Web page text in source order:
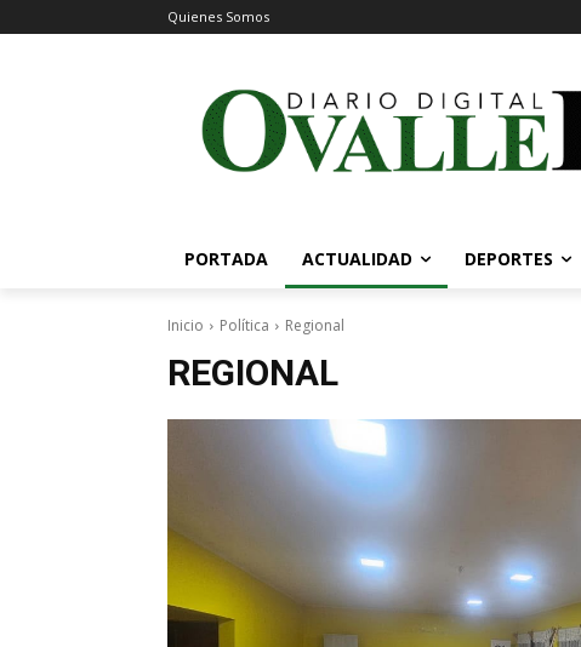
Quienes Somos
PORTADA ACTUALIDAD DEPORTES
Inicio Política Regional
REGIONAL